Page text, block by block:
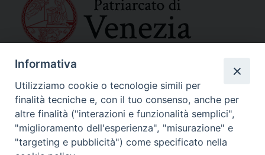
SEDE PRINCIPALE
Palazzo Patriarcale
San Marco, 320/A – 30124 Venezia
Tel. 041-2702411
e-mail curia@patriarcatovenezia.it
Indirizzo PEC: patriarcatovenezia@pec.chiesacattolica.it
Informativa
Utilizziamo cookie o tecnologie simili per
finalità tecniche e, con il tuo consenso, anche per
altre finalità ("interazioni e funzionalità semplici",
"miglioramento dell'esperienza", "misurazione" e
"targeting e pubblicità") come specificato nella